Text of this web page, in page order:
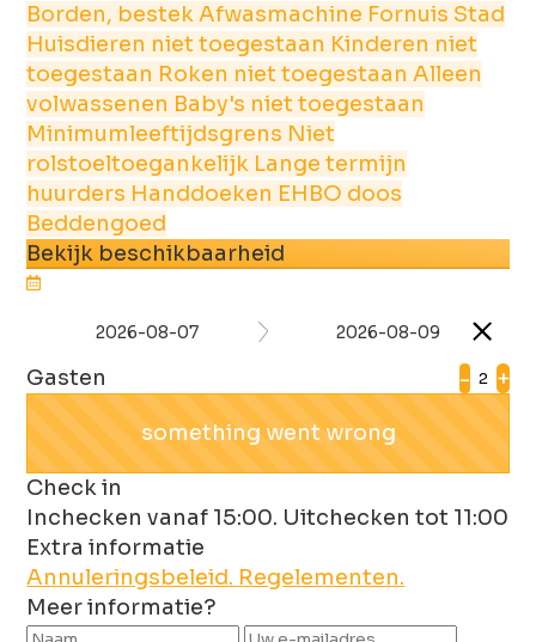
Borden, bestekAfwasmachine Fornuis Stad
Huisdieren niet toegestaan Kinderen niet
toegestaan Roken niet toegestaanAlleen
volwassenen Baby's niet toegestaan
Minimumleeftijdsgrens Niet
rolstoeltoegankelijk Lange termijn
huurders Handdoeken EHBO doos
Beddengoed
Bekijk beschikbaarheid
2026-08-07 2026-08-09
Gasten - +
Selecteer andere data
Check in
Inchecken vanaf 15:00. Uitchecken tot 11:00
Extra informatie
Annuleringsbeleid. Regelementen.
Meer informatie?